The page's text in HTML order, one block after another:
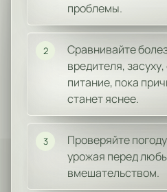
проблемы.
2
Сравнивайте
вредителя, засуху,
питание, пока
станет яснее.
3
Проверяйте
урожая перед
вмешательством.